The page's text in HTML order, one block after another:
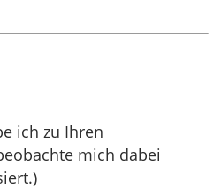
ich zu Ihren
mich dabei